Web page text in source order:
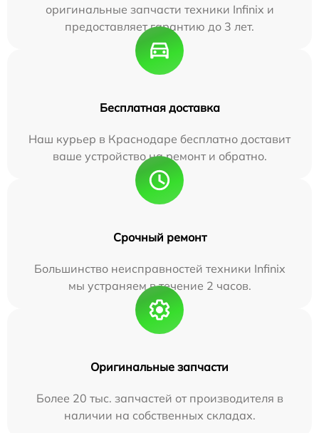
оригинальные запчасти техники Infinix и
предоставляет гарантию до 3 лет.
Бесплатная доставка
Наш курьер в Краснодаре бесплатно доставит
ваше устройство на ремонт и обратно.
Срочный ремонт
Большинство неисправностей техники Infinix
мы устраняем в течение 2 часов.
Оригинальные запчасти
Более 20 тыс. запчастей от производителя в
наличии на собственных складах.